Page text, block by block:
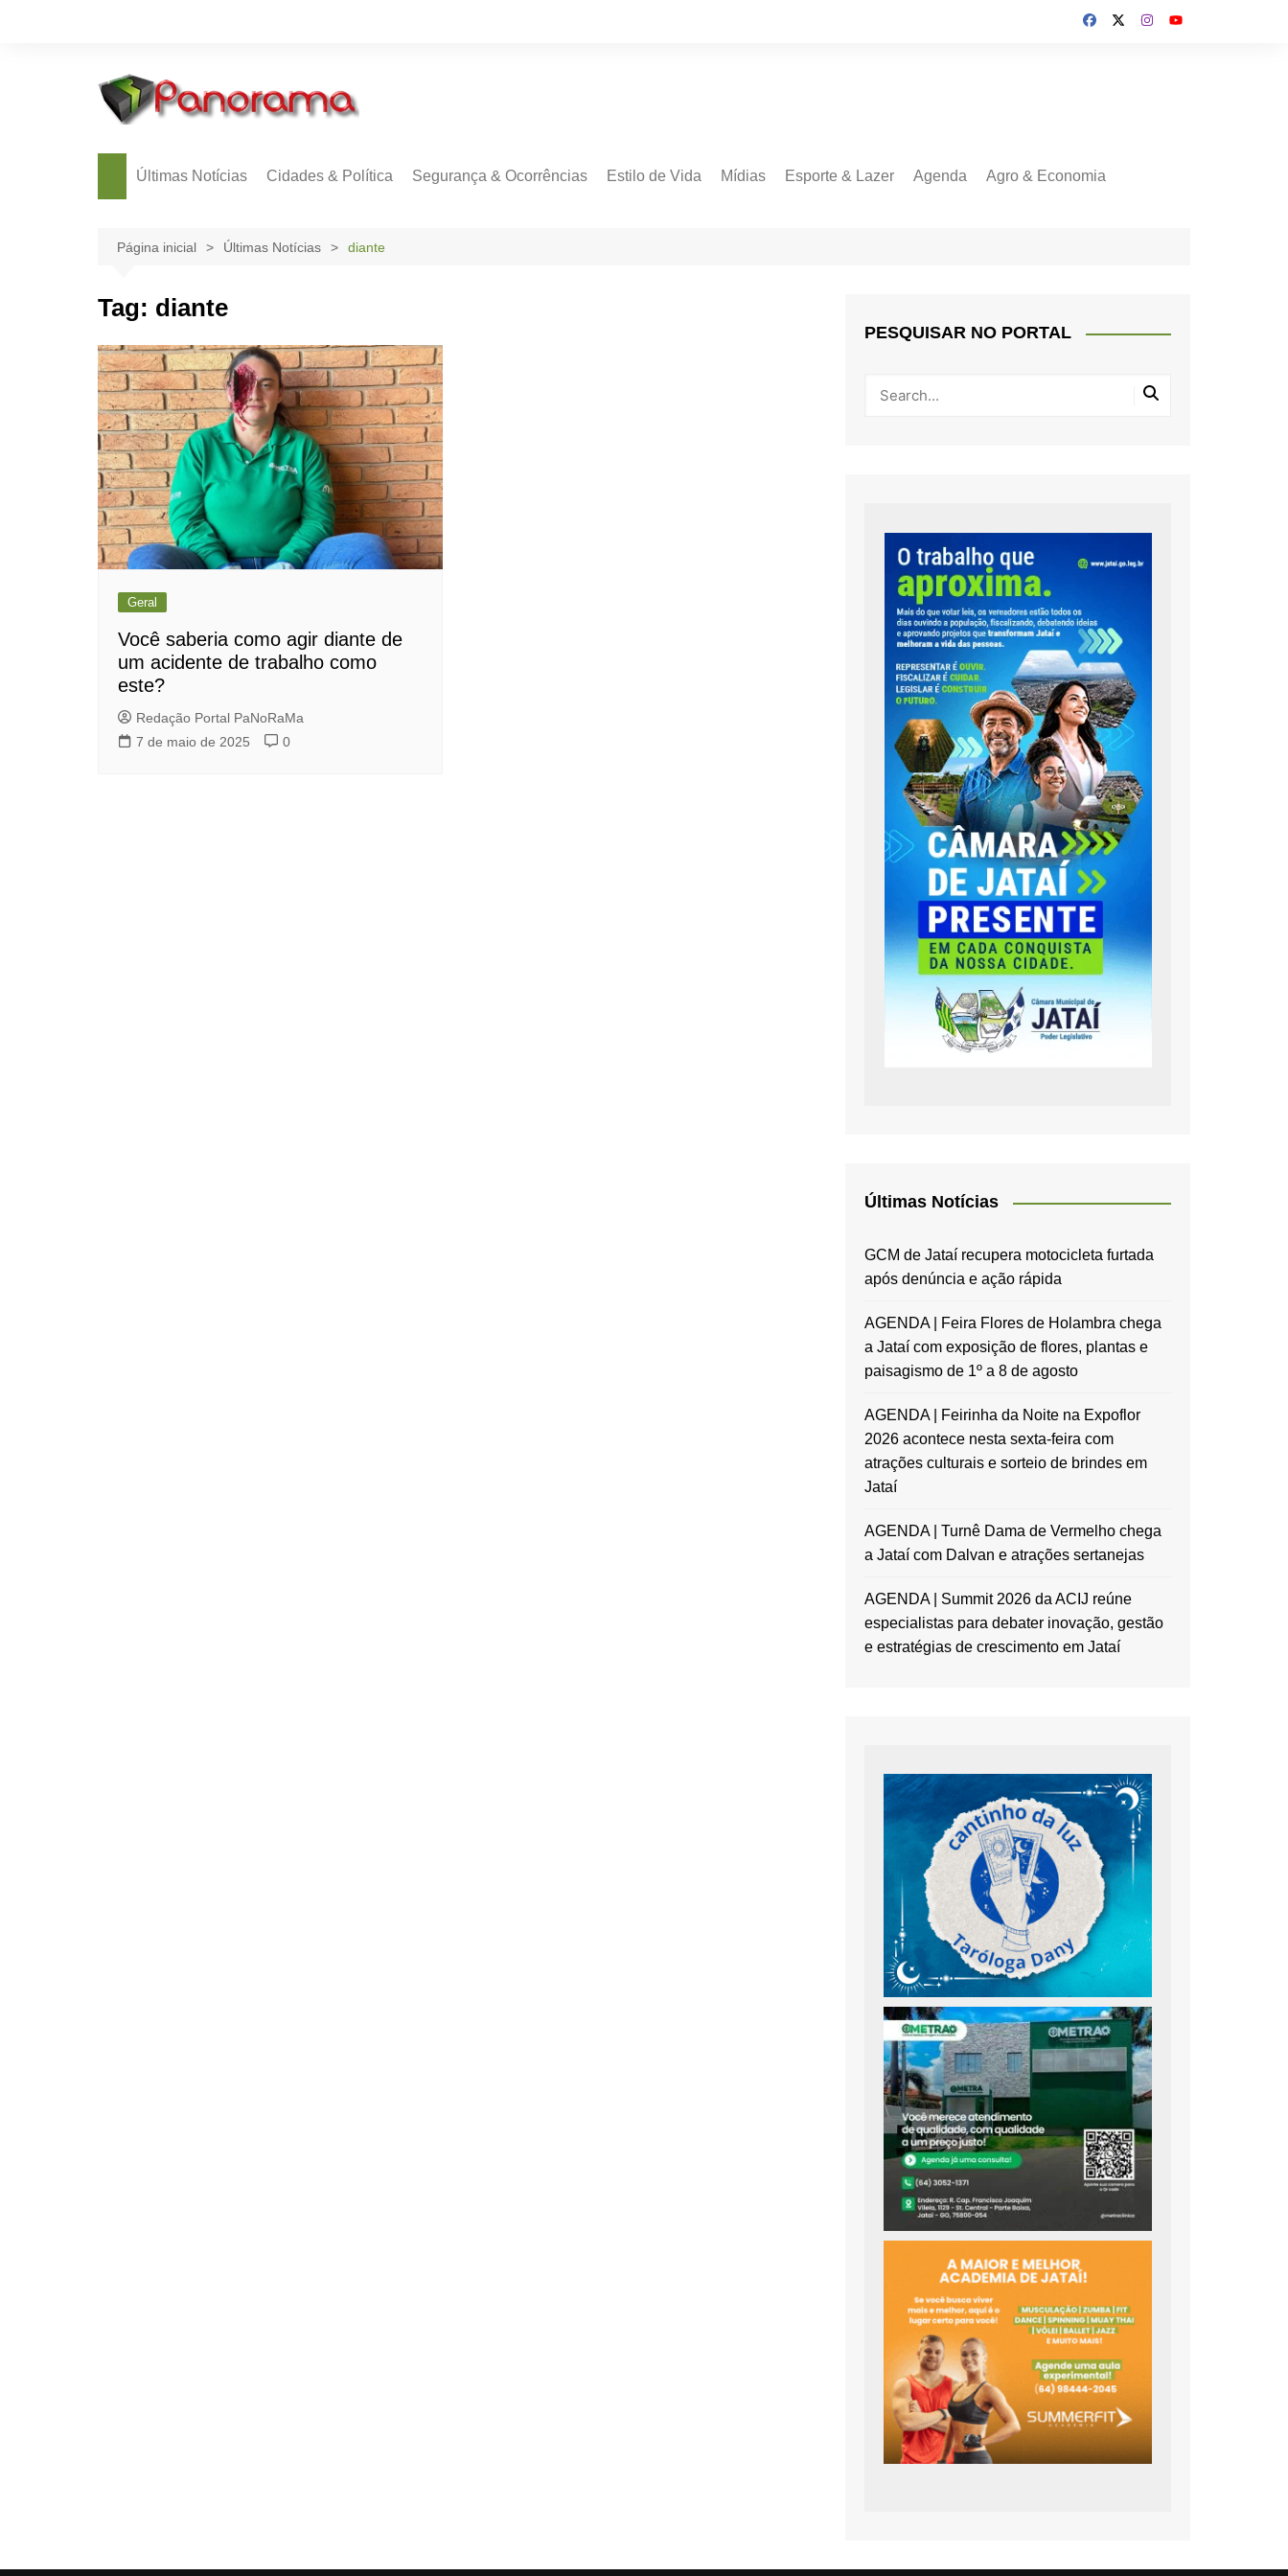
Últimas Notícias Cidades & Política Segurança & Ocorrências Estilo de Vida Mídias Esporte & Lazer Agenda Agro & Economia
Página inicial Últimas Notícias diante
Tag: diante
Geral
Você saberia como agir diante de
um acidente de trabalho como
este?
Redação Portal PaNoRaMa
7 de maio de 2025
0
PESQUISAR NO PORTAL
Últimas Notícias
GCM de Jataí recupera motocicleta furtada
após denúncia e ação rápida
AGENDA | Feira Flores de Holambra chega
a Jataí com exposição de flores, plantas e
paisagismo de 1º a 8 de agosto
AGENDA | Feirinha da Noite na Expoflor
2026 acontece nesta sexta-feira com
atrações culturais e sorteio de brindes em
Jataí
AGENDA | Turnê Dama de Vermelho chega
a Jataí com Dalvan e atrações sertanejas
AGENDA | Summit 2026 da ACIJ reúne
especialistas para debater inovação, gestão
e estratégias de crescimento em Jataí